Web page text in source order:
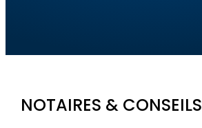
NOTAIRES & CONSEILS